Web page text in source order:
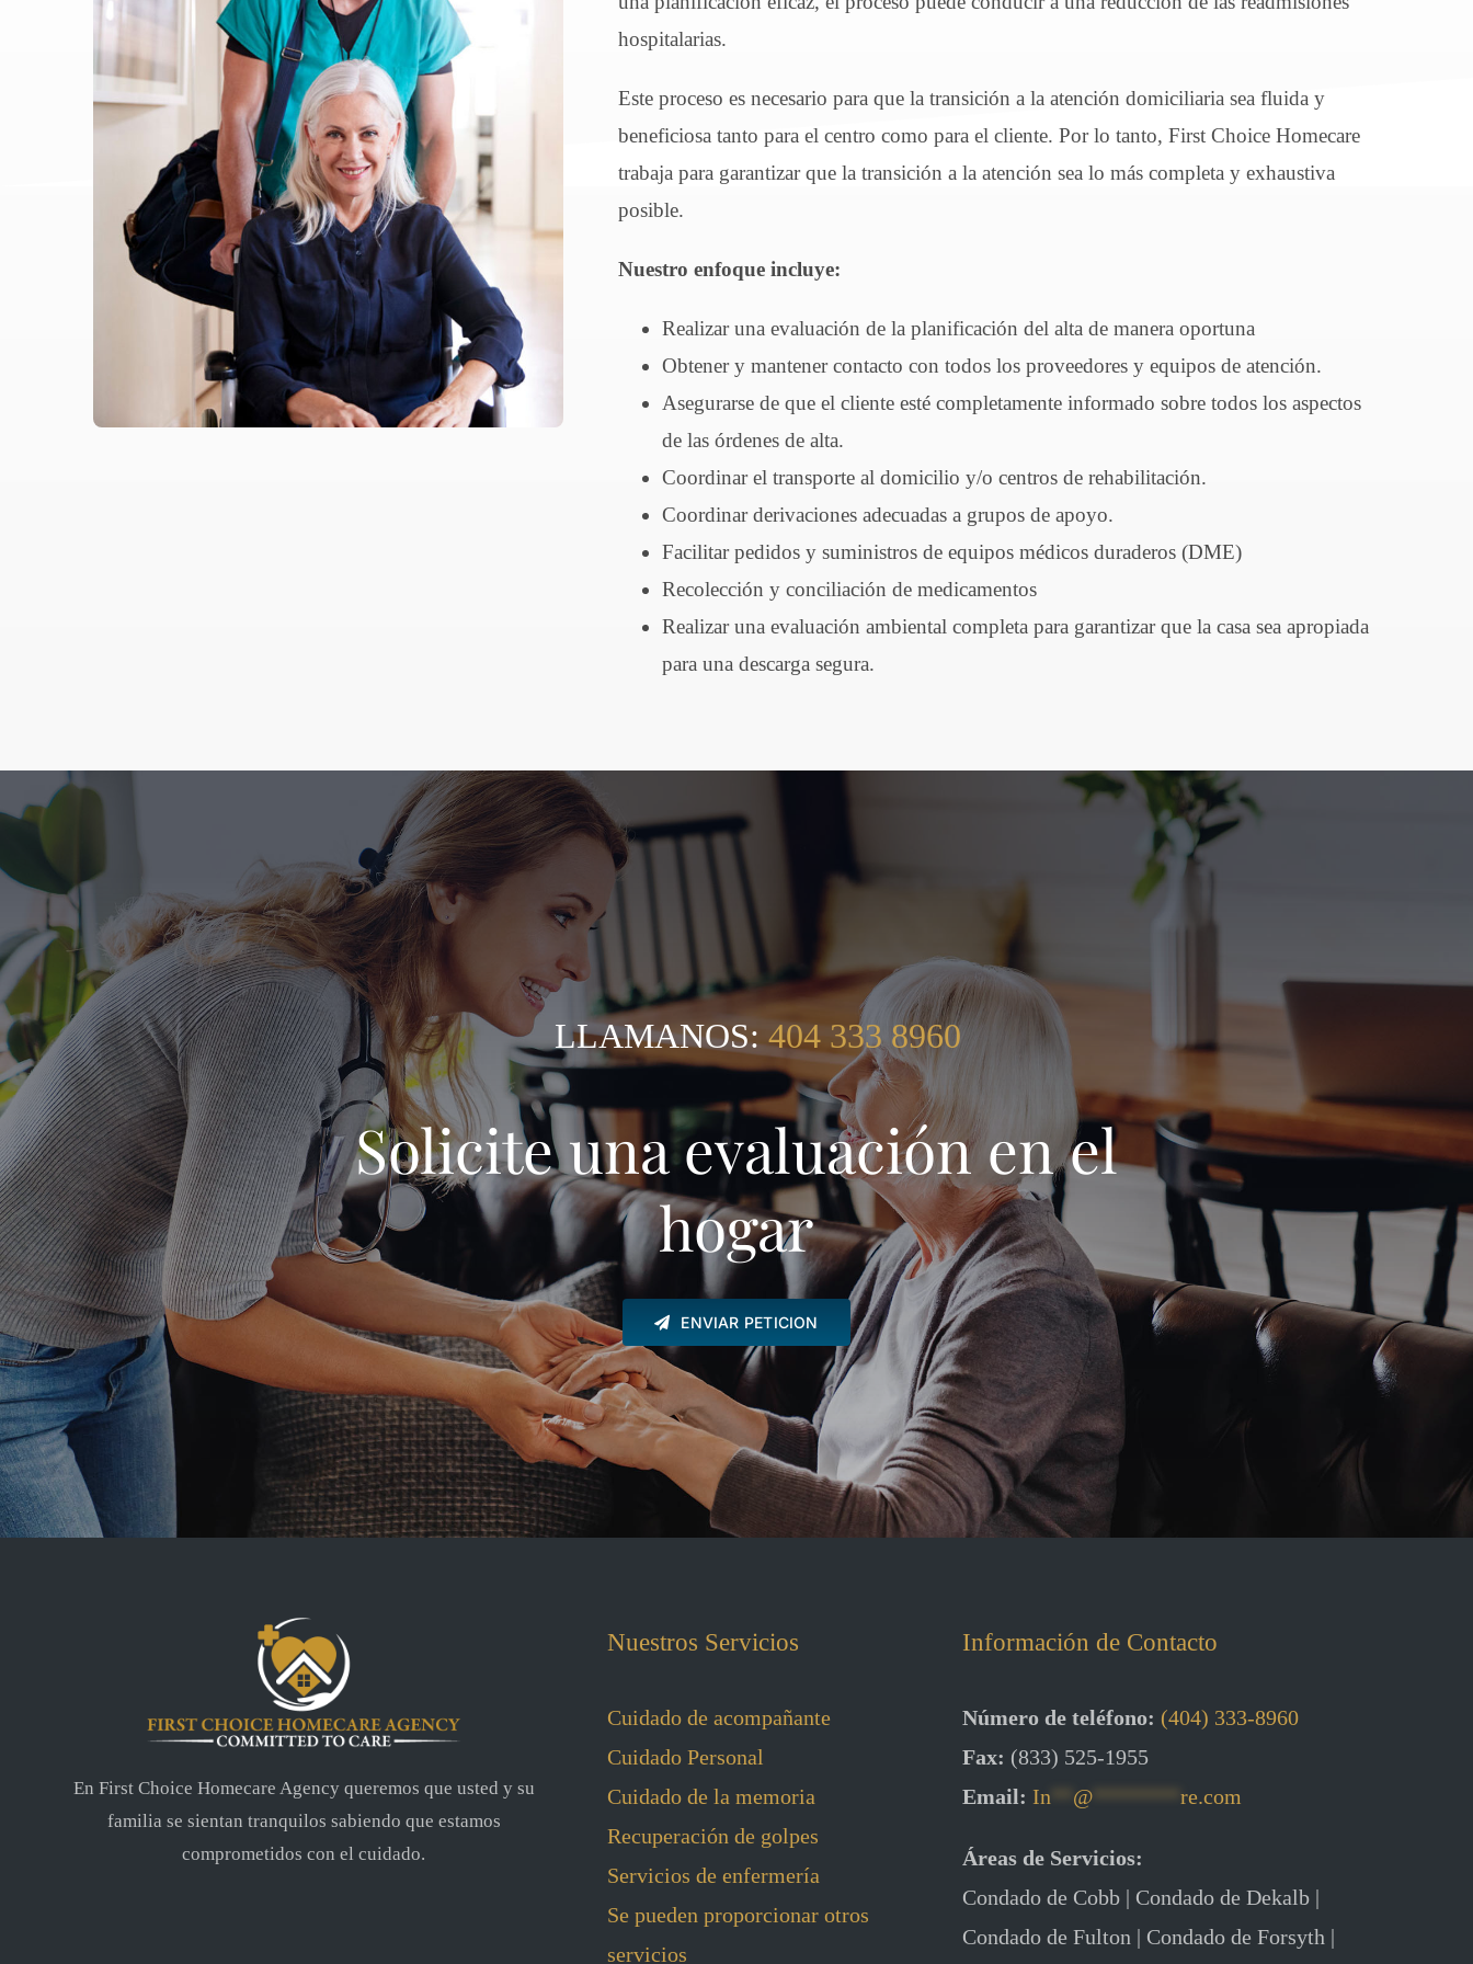
hospitalarias.
Este proceso es necesario para que la transición a la atención domiciliaria sea fluida y
beneficiosa tanto para el centro como para el cliente. Por lo tanto, First Choice Homecare
trabaja para garantizar que la transición a la atención sea lo más completa y exhaustiva
posible.
Nuestro enfoque incluye:
Realizar una evaluación de la planificación del alta de manera oportuna
Obtener y mantener contacto con todos los proveedores y equipos de atención.
Asegurarse de que el cliente esté completamente informado sobre todos los aspectos
de las órdenes de alta.
Coordinar el transporte al domicilio y/o centros de rehabilitación.
Coordinar derivaciones adecuadas a grupos de apoyo.
Facilitar pedidos y suministros de equipos médicos duraderos (DME)
Recolección y conciliación de medicamentos
Realizar una evaluación ambiental completa para garantizar que la casa sea apropiada
para una descarga segura.
LLAMANOS:404 333 8960
Solicite una evaluación en el
hogar
ENVIAR PETICION
En First Choice Homecare Agency queremos que usted y su
familia se sientan tranquilos sabiendo que estamos
comprometidos con el cuidado.
Nuestros Servicios
Cuidado de acompañante
Cuidado Personal
Cuidado de la memoria
Recuperación de golpes
Servicios de enfermería
Se pueden proporcionar otros
servicios
Información de Contacto
Número de teléfono: (404) 333-8960
Fax: (833) 525-1955
Email: In** @******** re.com
Áreas de Servicios:
Condado de Cobb | Condado de Dekalb |
Condado de Fulton | Condado de Forsyth |